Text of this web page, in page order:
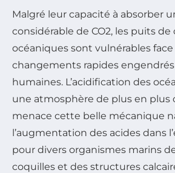
Malgré leur capacité à absorber
considérable de CO2, les puits de
océaniques sont vulnérables face
changements rapides
humaines. L’acidification des
une atmosphère de plus en plus
menace cette belle mécanique
l’augmentation des acides dans
pour divers organismes marins
coquilles et des structures